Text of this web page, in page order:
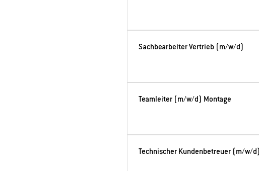
Sachbearbeiter Vertrieb (m/w/d)
Teamleiter (m/w/d) Montage
Technischer Kundenbetreuer (m/w/